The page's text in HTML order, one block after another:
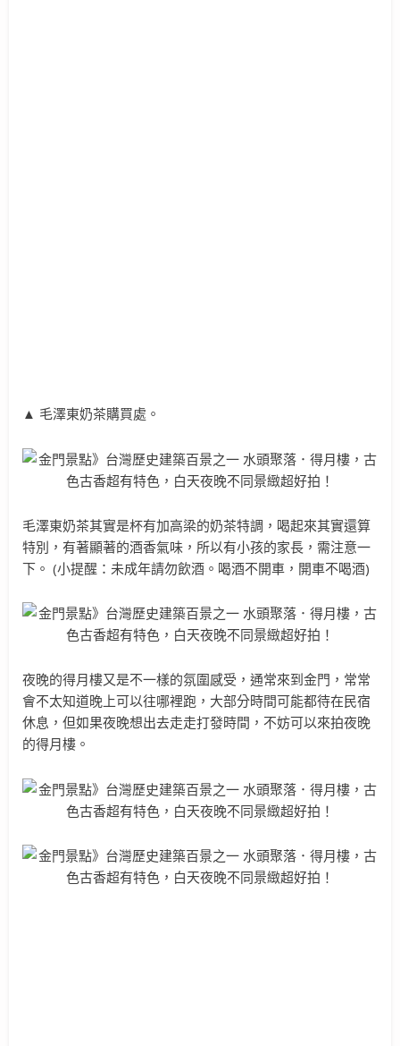
▲ 毛澤東奶茶購買處。
毛澤東奶茶其實是杯有加高梁的奶茶特調，喝起來其實還算
特別，有著顯著的酒香氣味，所以有小孩的家長，需注意一
下。 (小提醒：未成年請勿飲酒。喝酒不開車，開車不喝酒)
夜晚的得月樓又是不一樣的氛圍感受，通常來到金門，常常
會不太知道晚上可以往哪裡跑，大部分時間可能都待在民宿
休息，但如果夜晚想出去走走打發時間，不妨可以來拍夜晚
的得月樓。